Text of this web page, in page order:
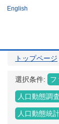
ツ
English
トップページ
選択条件: フ
人口動態調査
人口動態統